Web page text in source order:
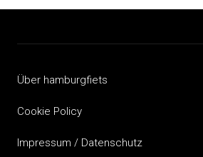
Über hamburgfiets
Cookie Policy
Impressum / Datenschutz